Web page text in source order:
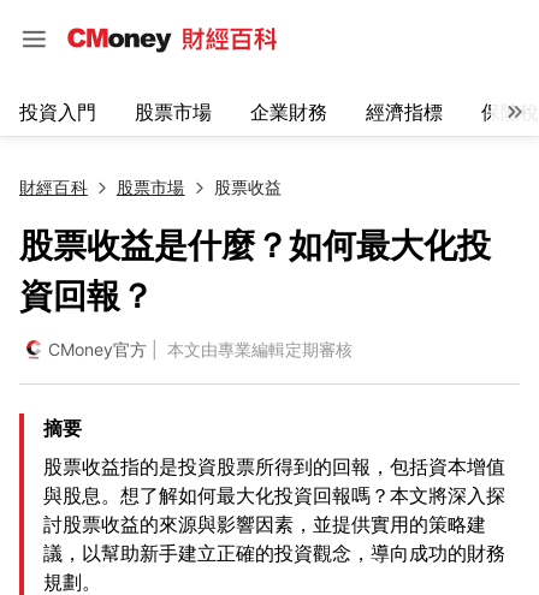
投資入門 股票市場 企業財務 經濟指標 保險
財經百科 股票市場 股票收益
股票收益是什麼？如何最大化投
資回報？
CMoney官方 | 本文由專業編輯定期審核
摘要
股票收益指的是投資股票所得到的回報，包括資本增值
與股息。想了解如何最大化投資回報嗎？本文將深入探
討股票收益的來源與影響因素，並提供實用的策略建
議，以幫助新手建立正確的投資觀念，導向成功的財務
規劃。